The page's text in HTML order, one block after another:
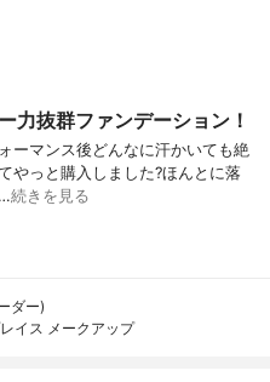
力抜群ファンデーション！
ーマンス後どんなに汗かいても絶
やっと購入しました?ほんとに落
続きを見る
ダー)
イス メークアップ